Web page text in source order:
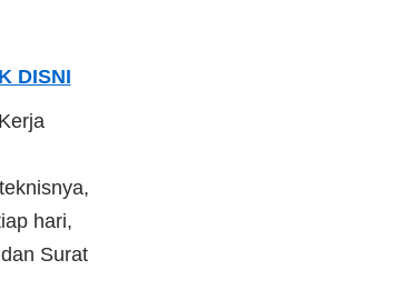
DISNI
hari,
Surat